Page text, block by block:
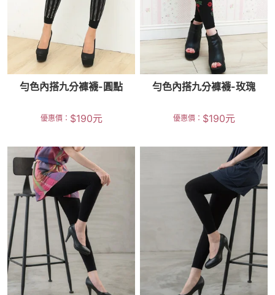
勻色內搭九分褲襪-圓點
優惠價： $190元
勻色內搭九分褲襪-玫瑰
優惠價： $190元